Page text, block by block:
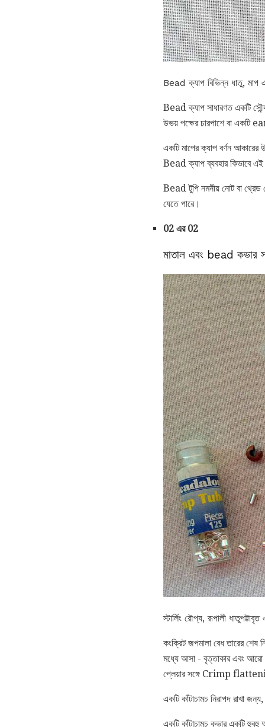
Bead ক্যাপ বিভিন্ন ধাতু, মাপ
Bead ক্যাপ সাধারণত একটি
উভয় পক্ষের চারপাশে বা একটি
একটি মাপের ক্যাপ বর্ণন
Bead ক্যাপ ব্যবহার কিভাবে এই
Bead টুপি নমনীয় নোট বা
যেতে পারে।
02 এর 02
মাতাল এবং bead কভার
স্টার্লিং রৌপ্য, রূপালী
কংক্রিট জপমালা বেধ তারের
মধ্যে আসা - বৃত্তাকার এবং আরো
প্লেয়ার সঙ্গে Crimp
একটি কাঁটাচামচ নিরাপদ রাখা
একটি কাঁটাচামচ কভার একটি